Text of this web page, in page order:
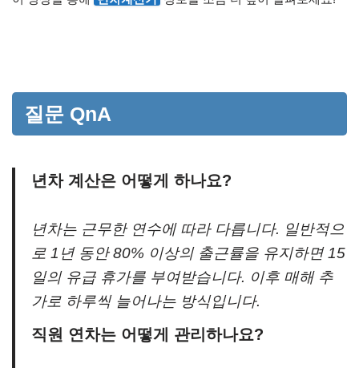
질문 QnA
년차 계산은 어떻게 하나요?
년차는 근무한 연수에 따라 다릅니다. 일반적으
로 1년 동안 80% 이상의 출근률을 유지하면 15
일의 유급 휴가를 부여받습니다. 이후 매해 추
가로 하루씩 늘어나는 방식입니다.
직원 연차는 어떻게 관리하나요?